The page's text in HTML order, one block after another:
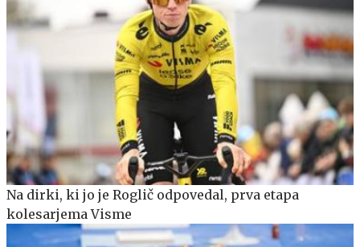
Na dirki, ki jo je Roglič odpovedal, prva etapa
kolesarjema Visme